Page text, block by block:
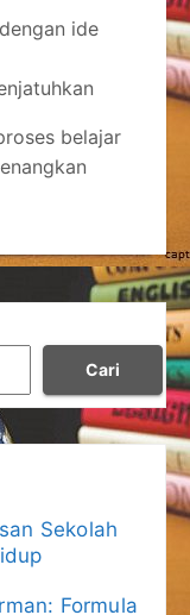
ide
belajar
Cari
Sekolah
Formula